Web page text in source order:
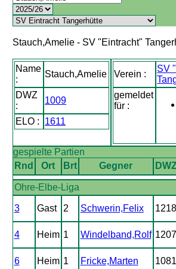
Stauch,Amelie - SV "Eintracht"
Name
:
Stauch,Amelie
DWZ
:
1009
ELO : 1611
Verein :
SV
gemeldet
für :
gespielte Partien
Rnd
Ort Brt Gegner
Ohre-Elbe-Liga
3 Gast 2 Schwerin,Felix 1218
4 Heim 1 Windelband,Rolf 1207
6 Heim 1 Fricke,Marten 1081